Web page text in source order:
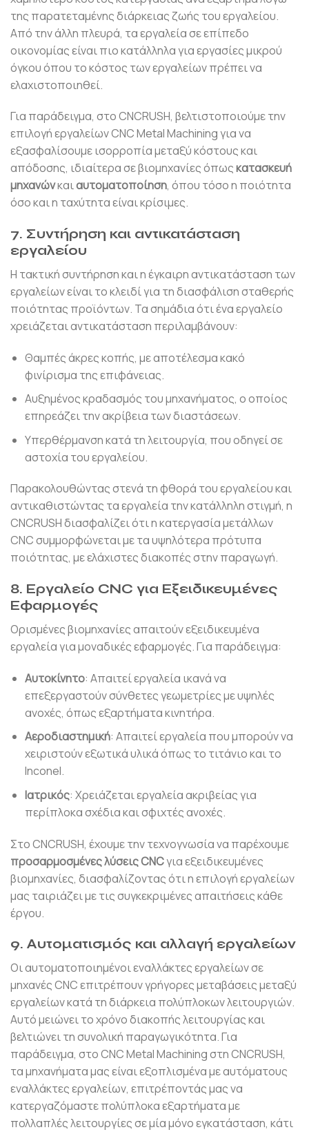
της παρατεταμένης διάρκειας ζωής του εργαλείου.
Από την άλλη πλευρά, τα εργαλεία σε επίπεδο
οικονομίας είναι πιο κατάλληλα για εργασίες μικρού
όγκου όπου το κόστος των εργαλείων πρέπει να
ελαχιστοποιηθεί.
Για παράδειγμα, στο CNCRUSH, βελτιστοποιούμε την
επιλογή εργαλείων CNC Metal Machining για να
εξασφαλίσουμε ισορροπία μεταξύ κόστους και
απόδοσης, ιδιαίτερα σε βιομηχανίες όπωςκατασκευή
μηχανώνκαιαυτοματοποίηση, όπου τόσο η ποιότητα
όσο και η ταχύτητα είναι κρίσιμες.
7. Συντήρηση και αντικατάσταση
εργαλείου
Η τακτική συντήρηση και η έγκαιρη αντικατάσταση των
εργαλείων είναι το κλειδί για τη διασφάλιση σταθερής
ποιότητας προϊόντων. Τα σημάδια ότι ένα εργαλείο
χρειάζεται αντικατάσταση περιλαμβάνουν:
Θαμπές άκρες κοπής, με αποτέλεσμα κακό
φινίρισμα της επιφάνειας.
Αυξημένος κραδασμός του μηχανήματος, ο οποίος
επηρεάζει την ακρίβεια των διαστάσεων.
Υπερθέρμανση κατά τη λειτουργία, που οδηγεί σε
αστοχία του εργαλείου.
Παρακολουθώντας στενά τη φθορά του εργαλείου και
αντικαθιστώντας τα εργαλεία την κατάλληλη στιγμή, η
CNCRUSH διασφαλίζει ότι η κατεργασία μετάλλων
CNC συμμορφώνεται με τα υψηλότερα πρότυπα
ποιότητας, με ελάχιστες διακοπές στην παραγωγή.
8. Εργαλείο CNC για Εξειδικευμένες
Εφαρμογές
Ορισμένες βιομηχανίες απαιτούν εξειδικευμένα
εργαλεία για μοναδικές εφαρμογές. Για παράδειγμα:
Αυτοκίνητο: Απαιτεί εργαλεία ικανά να
επεξεργαστούν σύνθετες γεωμετρίες με υψηλές
ανοχές, όπως εξαρτήματα κινητήρα.
Αεροδιαστημική: Απαιτεί εργαλεία που μπορούν να
χειριστούν εξωτικά υλικά όπως το τιτάνιο και το
Inconel.
Ιατρικός: Χρειάζεται εργαλεία ακριβείας για
περίπλοκα σχέδια και σφιχτές ανοχές.
Στο CNCRUSH, έχουμε την τεχνογνωσία να παρέχουμε
προσαρμοσμένες λύσεις CNCγια εξειδικευμένες
βιομηχανίες, διασφαλίζοντας ότι η επιλογή εργαλείων
μας ταιριάζει με τις συγκεκριμένες απαιτήσεις κάθε
έργου.
9. Αυτοματισμός και αλλαγή εργαλείων
Οι αυτοματοποιημένοι εναλλάκτες εργαλείων σε
μηχανές CNC επιτρέπουν γρήγορες μεταβάσεις μεταξύ
εργαλείων κατά τη διάρκεια πολύπλοκων λειτουργιών.
Αυτό μειώνει το χρόνο διακοπής λειτουργίας και
βελτιώνει τη συνολική παραγωγικότητα. Για
παράδειγμα, στο CNC Metal Machining στη CNCRUSH,
τα μηχανήματα μας είναι εξοπλισμένα με αυτόματους
εναλλάκτες εργαλείων, επιτρέποντάς μας να
κατεργαζόμαστε πολύπλοκα εξαρτήματα με
πολλαπλές λειτουργίες σε μία μόνο εγκατάσταση, κάτι